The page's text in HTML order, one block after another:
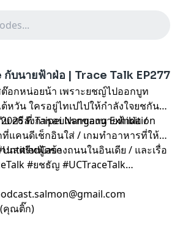
กับนายฟ้าฝ่อ | Trace Talk EP277
อกหน่อยน้า เพราะยชญ์ไปออกบูท
หวัน ใครอยู่ไทเปไปให้กำลังใจยชกัน
ที่ Taipei Nangang Exhibition
ศรีลังการอบแรกของนายฟ้าฝ่อ /
แคนดีเช็กอินใส่ / เกมทำอาหารที่ให้
นสตรีทฟู้ดข้างถนนในอินเดีย / และเรื่อ
#ยชธัญ #UCTraceTalk
(คุณติ๊ก)